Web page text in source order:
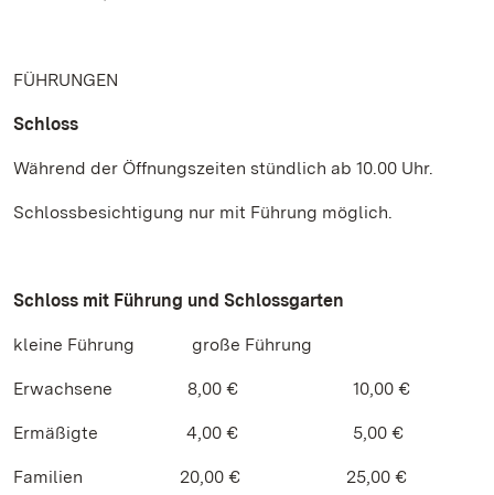
FÜHRUNGEN
Schloss
Während der Öffnungszeiten stündlich ab 10.00 Uhr.
Schlossbesichtigung nur mit Führung möglich.
Schloss mit Führung und Schlossgarten
kleine Führung große Führung
Erwachsene 8,00 € 10,00 €
Ermäßigte 4,00 € 5,00 €
Familien 20,00 € 25,00 €